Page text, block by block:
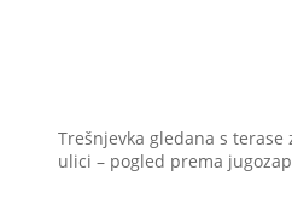
Trešnjevka gledana s terase
ulici – pogled prema